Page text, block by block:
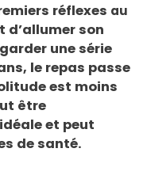
réflexes au
d’allumer son
une série
le repas passe
est moins
être
et peut
de santé.